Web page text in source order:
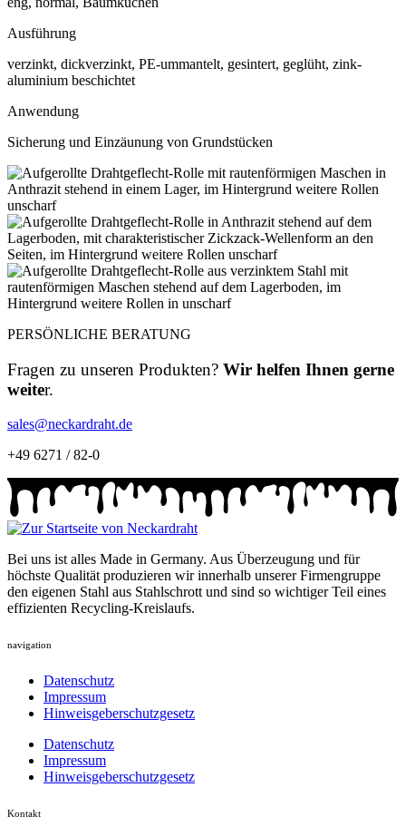
Ausführung
verzinkt, dickverzinkt, PE-ummantelt, gesintert, geglüht, zink-
aluminium beschichtet
Anwendung
Sicherung und Einzäunung von Grundstücken
PERSÖNLICHE BERATUNG
Fragen zu unseren Produkten? Wir helfen Ihnen gerne
weiter.
sales@neckardraht.de
+49 6271 / 82-0
Bei uns ist alles Made in Germany. Aus Überzeugung und für
höchste Qualität produzieren wir innerhalb unserer Firmengruppe
den eigenen Stahl aus Stahlschrott und sind so wichtiger Teil eines
effizienten Recycling-Kreislaufs.
navigation
Datenschutz
Impressum
Hinweisgeberschutzgesetz
Datenschutz
Impressum
Hinweisgeberschutzgesetz
Kontakt